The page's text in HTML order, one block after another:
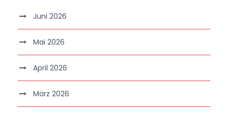
Juni 2026
Mai 2026
April 2026
März 2026